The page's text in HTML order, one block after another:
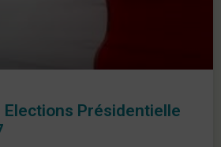
Elections Présidentielle